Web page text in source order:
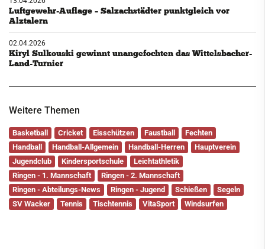
Luftgewehr-Auflage – Salzachstädter punktgleich vor
Alztalern
02.04.2026
Kiryl Sulkouski gewinnt unangefochten das Wittelsbacher-
Land-Turnier
Weitere Themen
Basketball Cricket Eisschützen Faustball
Fechten
Handball
Handball-Allgemein Handball-Herren
Hauptverein
Jugendclub
Kindersportschule
Leichtathletik
Ringen - 1. Mannschaft
Ringen - 2. Mannschaft
Ringen - Abteilungs-News
Ringen - Jugend Schießen
Segeln
SV Wacker
Tennis Tischtennis VitaSport Windsurfen